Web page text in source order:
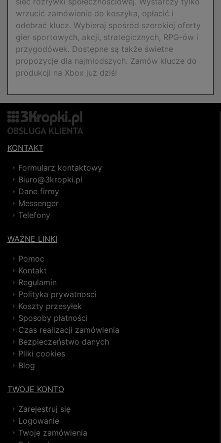
wrzucić zamówienie do koszyka, opłacić i
odebrać klucz. Wybieraj spośród szerokiej oferty
gier sportowych, akcji, strategicznych, RPG-ów i
przygodówek. Dostępne są także świetne
propozycje dla najmłodszych. Zamów klucze do
produkcji na Xbox już dziś!
KONTAKT
Formularz kontaktowy
Biuro@3kropki.pl
Dane firmy
Messenger
Telefony
WAŻNE LINKI
Pomoc
Kontakt
Regulamin
Polityka prywatnosci
Koszty przesyłek
Sposoby płatności
Czas realizacji zamówienia
Bezpieczeństwo danych
Pliki cookies
Blog
TWOJE KONTO
Zarejestruj się
Logowanie
Twoje zamówienia